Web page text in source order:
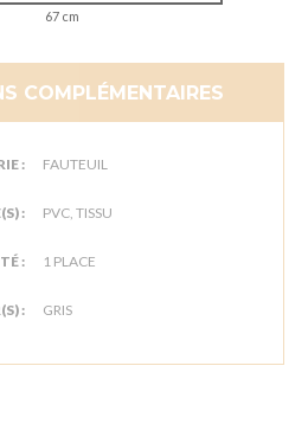
67 cm
COMPLÉMENTAIRES
: FAUTEUIL
: PVC, TISSU
: 1 PLACE
: GRIS